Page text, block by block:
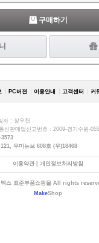
구매하기
PC버젼 이용안내 고객센터 커
자 : 장우천
신판매업신고번호 : 2009-경기수원-
우미뉴브 608호 (우)18468
이용약관| 개인정보처리방침
스 표준부품쇼핑몰 All rights
MakeShop